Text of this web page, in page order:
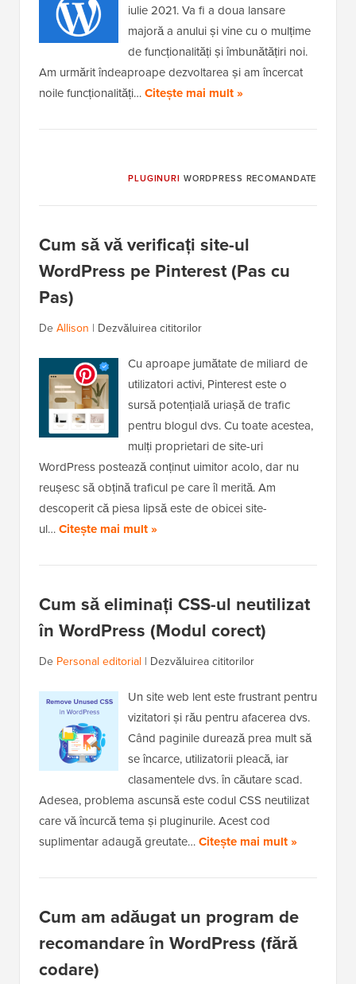
iulie 2021. Va fi a doua lansare
majoră a anului și vine cu o mulțime
de funcționalități și îmbunătățiri noi.
Am urmărit îndeaproape dezvoltarea și am încercat
noile funcționalități…Citește mai mult »
PLUGINURI WORDPRESS RECOMANDATE
Cum să vă verificați site-ul
WordPress pe Pinterest (Pas cu
Pas)
DeAllison | Dezvăluirea cititorilor
Cu aproape jumătate de miliard de
utilizatori activi, Pinterest este o
sursă potențială uriașă de trafic
pentru blogul dvs. Cu toate acestea,
mulți proprietari de site-uri
WordPress postează conținut uimitor acolo, dar nu
reușesc să obțină traficul pe care îl merită. Am
descoperit că piesa lipsă este de obicei site-
ul…Citește mai mult »
Cum să eliminați CSS-ul neutilizat
în WordPress (Modul corect)
De Personal editorial | Dezvăluirea cititorilor
Un site web lent este frustrant pentru
vizitatori și rău pentru afacerea dvs.
Când paginile durează prea mult să
se încarce, utilizatorii pleacă, iar
clasamentele dvs. în căutare scad.
Adesea, problema ascunsă este codul CSS neutilizat
care vă încurcă tema și pluginurile. Acest cod
suplimentar adaugă greutate…Citește mai mult »
Cum am adăugat un program de
recomandare în WordPress (fără
codare)